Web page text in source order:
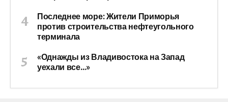
Последнее море: Жители Приморья
против строительства нефтеугольного
терминала
«Однажды из Владивостока на Запад
уехали все…»